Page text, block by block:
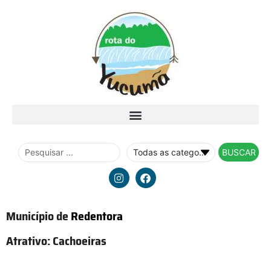
BUSCAR
Município deRedentora
Atrativo:Cachoeiras